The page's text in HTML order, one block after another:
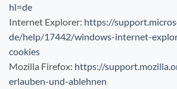
hl=de
Internet Explorer: https://
de/help/17442/windows-internet-
cookies
Mozilla Firefox: https://
erlauben-und-ablehnen